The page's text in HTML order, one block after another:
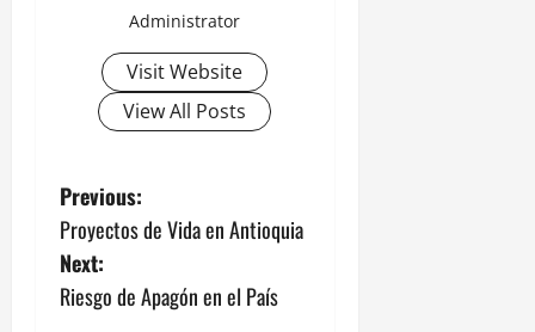
Administrator
Visit Website
View All Posts
P
o
s
Previous:
Proyectos de Vida en Antioquia
Next:
Riesgo de Apagón en el País